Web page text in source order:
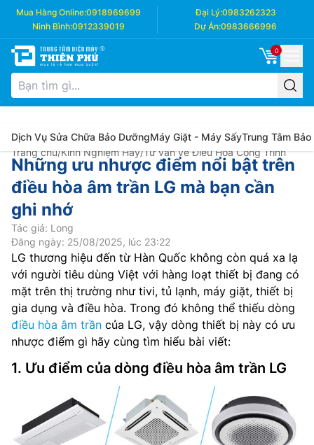
Mua Hàng Online:0918969699 Đại Lý:0983262323
Ninh Bình:0912339019 Dự Án:0983666996
0
Dịch Vụ Sửa Chữa Bảo DưỡngMáy Giặt - Máy SấyTrung Tâm Bảo
Trang chủ/Kinh Nghiệm Hay/Tư vấn về Điều Hòa Công Trình
Những ưu nhược điểm nổi bật trên
điều hòa âm trần LG mà bạn cần
ghi nhớ
Tác giả: Long
Đăng ngày: 25/08/2025, lúc 23:22
LG thương hiệu đến từ Hàn Quốc không còn quá xa lạ
với người tiêu dùng Việt với hàng loạt thiết bị đang có
mặt trên thị trường như tivi, tủ lạnh, máy giặt, thiết bị
gia dụng và điều hòa. Trong đó không thể thiếu dòng
điều hòa âm trần của LG, vậy dòng thiết bị này có ưu
nhược điểm gì hãy cùng tìm hiểu bài viết:
1. Ưu điểm của dòng điều hòa âm trần LG